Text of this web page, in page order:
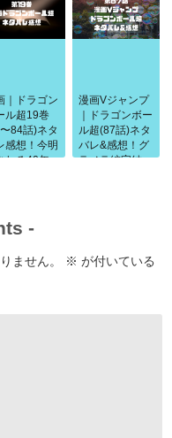
｜ドラゴン
ル超19巻
84話)ネタ
感想！今明
れる40年
漫画Vジャンプ
｜ドラゴンボー
ル超(87話)ネタ
バレ&感想！グ
ラノラ編完結
-
ません。 ※ が付いている